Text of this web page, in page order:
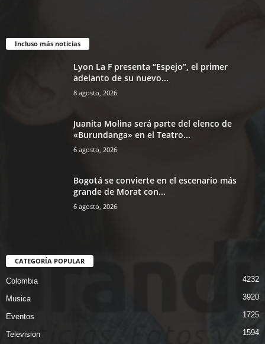
Incluso más noticias
Lyon La F presenta “Espejo”, el primer
adelanto de su nuevo...
8 agosto, 2026
Juanita Molina será parte del elenco de
«Burundanga» en el Teatro...
6 agosto, 2026
Bogotá se convierte en el escenario más
grande de Morat con...
6 agosto, 2026
CATEGORÍA POPULAR
Colombia 4232
Musica 3920
Eventos 1725
Television 1594